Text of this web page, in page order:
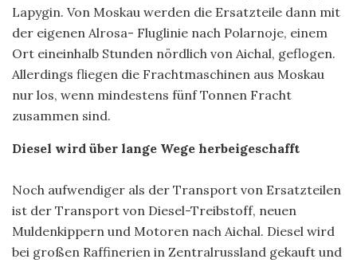
Lapygin. Von Moskau werden die Ersatzteile dann mit
der eigenen Alrosa- Fluglinie nach Polarnoje, einem
Ort eineinhalb Stunden nördlich von Aichal, geflogen.
Allerdings fliegen die Frachtmaschinen aus Moskau
nur los, wenn mindestens fünf Tonnen Fracht
zusammen sind.
Diesel wird über lange Wege herbeigeschafft
Noch aufwendiger als der Transport von Ersatzteilen
ist der Transport von Diesel-Treibstoff, neuen
Muldenkippern und Motoren nach Aichal. Diesel wird
bei großen Raffinerien in Zentralrussland gekauft und